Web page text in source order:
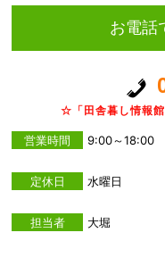
お電話
☆「田舎暮し情報
営業時間 9:00～18:00
定休日 水曜日
担当者 大堀